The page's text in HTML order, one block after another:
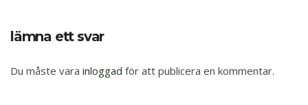
lämna ett svar
Du måste vara inloggad för att publicera en kommentar.